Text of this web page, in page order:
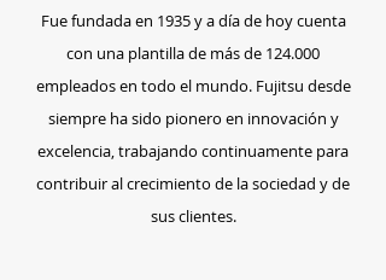
Fue fundada en 1935 y a día de hoy cuenta
con una plantilla de más de 124.000
empleados en todo el mundo. Fujitsu desde
siempre ha sido pionero en innovación y
excelencia, trabajando continuamente para
contribuir al crecimiento de la sociedad y de
sus clientes.